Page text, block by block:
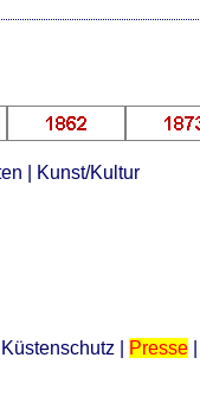
Kunst/Kultur
Küstenschutz Presse